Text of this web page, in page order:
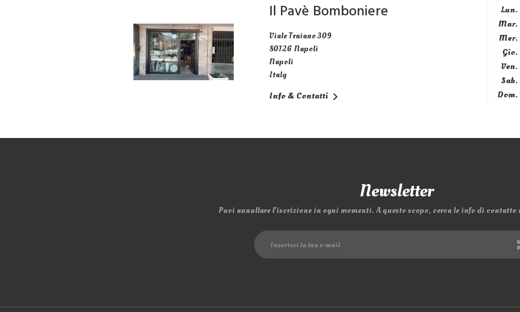
Il Pavè Bomboniere
Viale Traiano 309
80126 Napoli
Napoli
Italy
Info & Contatti 
Lun.
Mar.
Mer.
Gio.
Ven.
Sab.
Dom.
Newsletter
Puoi annullare l'iscrizione in ogni momenti. A questo scopo, cerca le info di contatto